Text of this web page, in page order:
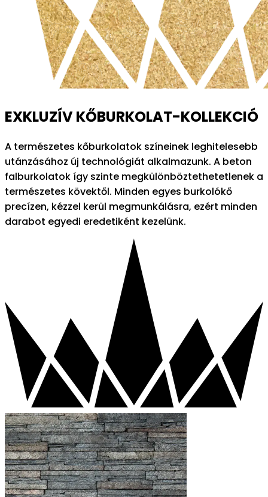
EXKLUZÍV KŐBURKOLAT-KOLLEKCIÓ
A természetes kőburkolatok színeinek leghitelesebb
utánzásához új technológiát alkalmazunk. A beton
falburkolatok így szinte megkülönböztethetetlenek a
természetes kövektől. Minden egyes burkolókő
precízen, kézzel kerül megmunkálásra, ezért minden
darabot egyedi eredetiként kezelünk.